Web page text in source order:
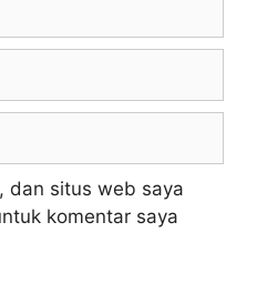
dan situs web saya
komentar saya